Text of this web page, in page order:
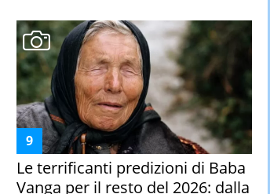
Le terrificanti predizioni di Baba
Vanga per il resto del 2026: dalla